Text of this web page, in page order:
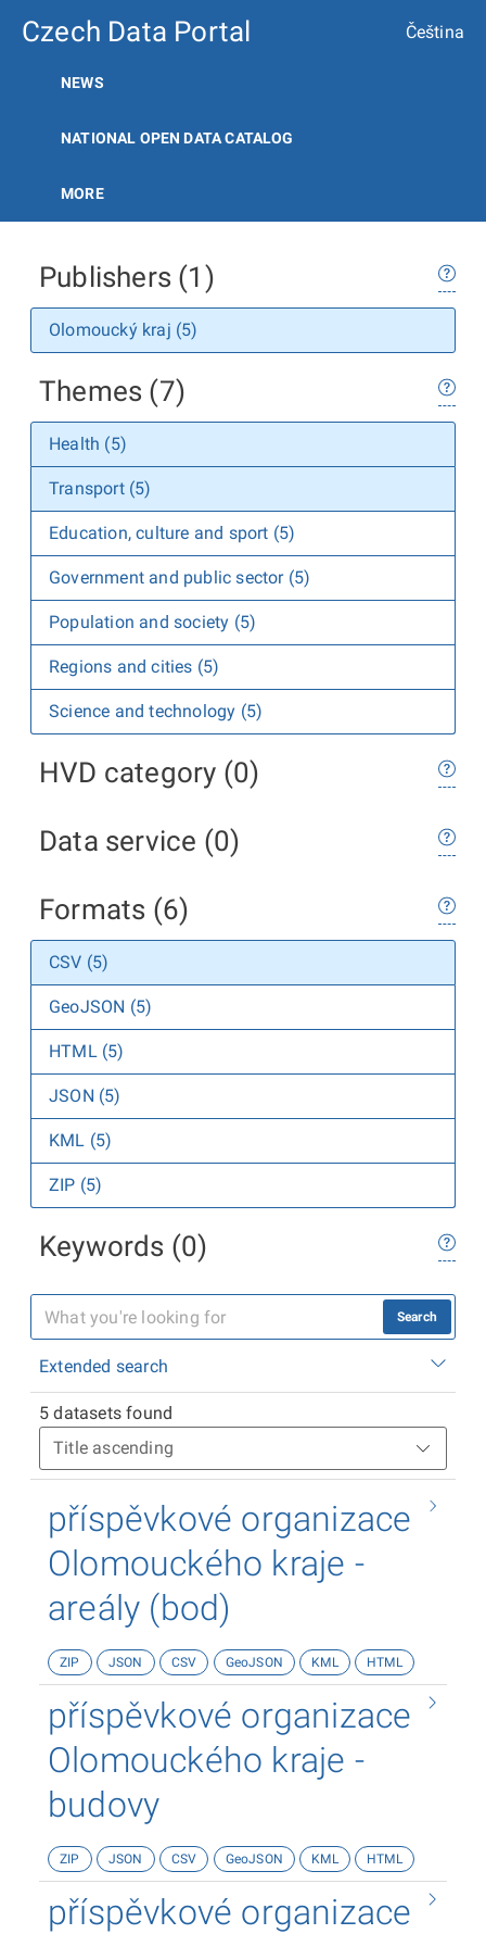
Czech Data Portal Čeština
NEWS
NATIONAL OPEN DATA CATALOG
MORE
Publishers (1)
Olomoucký kraj (5)
Themes (7)
Health (5)
Transport (5)
Education, culture and sport (5)
Government and public sector (5)
Population and society (5)
Regions and cities (5)
Science and technology (5)
HVD category (0)
Data service (0)
Formats (6)
CSV (5)
GeoJSON (5)
HTML (5)
JSON (5)
KML (5)
ZIP (5)
Keywords (0)
Search
Extended search
5 datasets found
příspěvkové organizace
Olomouckého kraje -
areály (bod)
ZIP JSON CSV GeoJSON KML HTML
příspěvkové organizace
Olomouckého kraje -
budovy
ZIP JSON CSV GeoJSON KML HTML
příspěvkové organizace